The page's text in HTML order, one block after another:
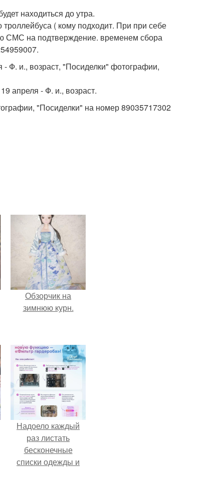
находиться до утра.
троллейбуса ( кому подходит. При при себе
СМС на подтверждение. временем сбора
- Ф. и., возраст, "Посиделки" фотографии,
апреля - Ф. и., возраст.
"Посиделки" на номер 89035717302
Обзорчик на
зимнюю курн.
Надоело каждый
раз листать
бесконечные
списки одежды и